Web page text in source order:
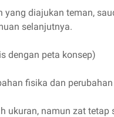
yang diajukan teman,
selanjutnya.
dengan peta konsep)
fisika dan
ukuran, namun zat